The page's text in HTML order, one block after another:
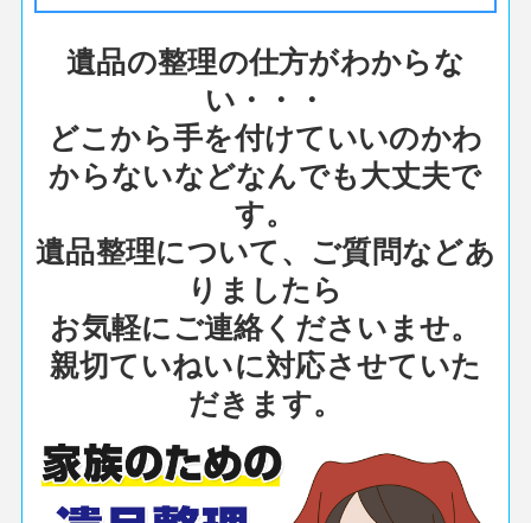
遺品の整理の仕方がわからな
い・・・
どこから手を付けていいのかわ
からないなどなんでも大丈夫で
す。
遺品整理について、ご質問などあ
りましたら
お気軽にご連絡くださいませ。
親切ていねいに対応させていた
だきます。